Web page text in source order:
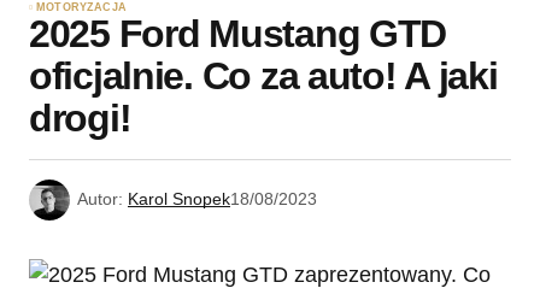
MOTORYZACJA
2025 Ford Mustang GTD
oficjalnie. Co za auto! A jaki
drogi!
Autor: Karol Snopek18/08/2023